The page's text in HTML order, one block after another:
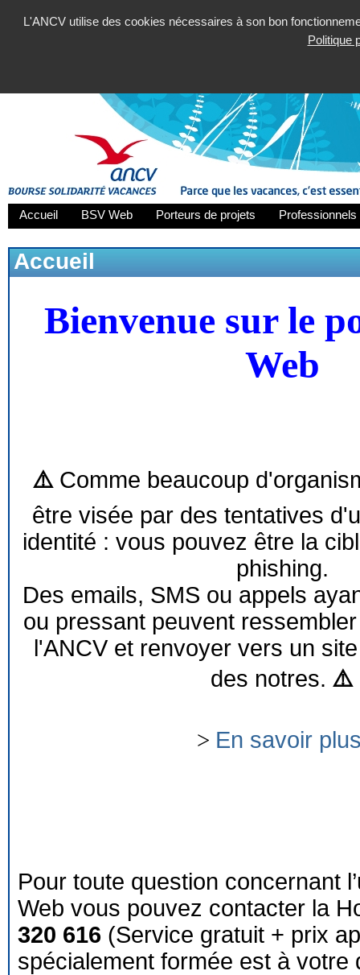
L'ANCV utilise des cookies nécessaires à son bon
Politique
Accueil BSV Web Porteurs de projets
Accueil
Bienvenue sur le
Web
⚠️ Comme beaucoup
être visée par des tentatives
identité : vous pouvez être la
phishing.
Des emails, SMS ou appels
ou pressant peuvent
l'ANCV et renvoyer vers un
des notres. ⚠️
> En savoir
Pour toute question concernant
Web vous pouvez contacter la
320 616 (Service gratuit + prix
spécialement formée est à votre